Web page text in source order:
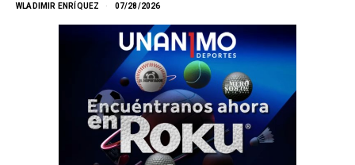
WLADIMIR ENRÍQUEZ 07/28/2026